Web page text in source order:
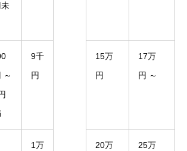
～
9千
円
15万
円
17万
円 ～
1万
20万
25万